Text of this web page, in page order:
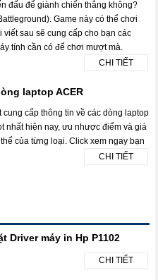
đấu để giành chiến thắng không?
Game này có thể chơi
sau sẽ cung cấp cho bạn các
tính cần có để chơi mượt mà.
CHI TIẾT
laptop ACER
cung cấp thông tin về các dòng laptop
nhất hiện nay, ưu nhược điểm và giá
của từng loại. Click xem ngay bạn
CHI TIẾT
Driver máy in Hp P1102
CHI TIẾT